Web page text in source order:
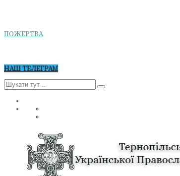
ПОЖЕРТВА
НАШ ТЕЛЕГРАМ